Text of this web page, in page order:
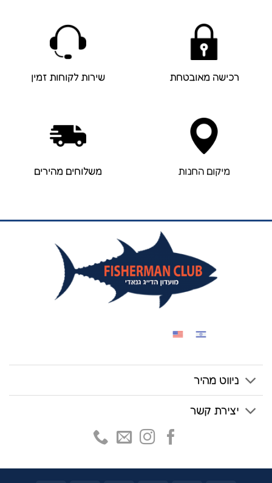
רכישה מאובטחת שירות לקוחות זמין
מיקום החנות משלוחים מהירים
ניווט מהיר
יצירת קשר